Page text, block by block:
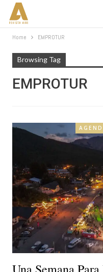
Home EMPROTUR
Browsing Tag
EMPROTUR